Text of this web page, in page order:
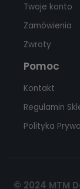
Twoje konto
Zamówienia
Zwroty
Pomoc
Kontakt
Regulamin
Polityka
© 2024 MTM